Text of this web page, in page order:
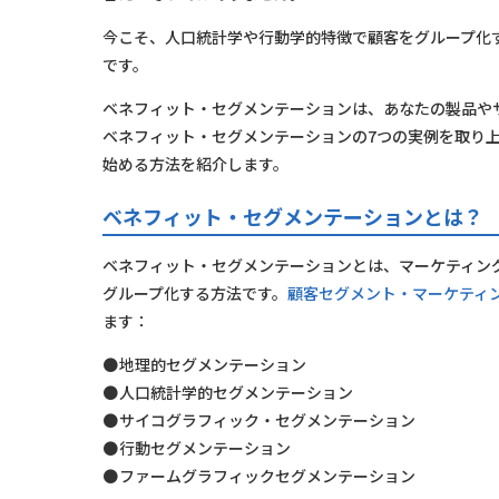
今こそ、人口統計学や行動学的特徴で顧客をグループ
です。
ベネフィット・セグメンテーションは、あなたの製品
ベネフィット・セグメンテーションの7つの実例を取り
始める方法を紹介します。
ベネフィット・セグメンテーションとは？
ベネフィット・セグメンテーションとは、マーケティ
グループ化する方法です。 顧客セグメント・マーケティ
ます：
地理的セグメンテーション
人口統計学的セグメンテーション
サイコグラフィック・セグメンテーション
行動セグメンテーション
ファームグラフィックセグメンテーション